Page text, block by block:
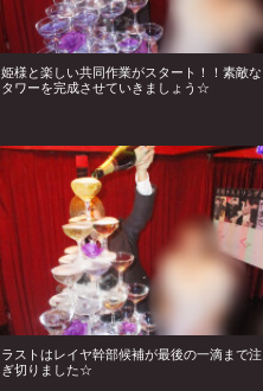
姫様と楽しい共同作業がスタート！！素敵な
タワーを完成させていきましょう☆
ラストはレイヤ幹部候補が最後の一滴まで注
ぎ切りました☆